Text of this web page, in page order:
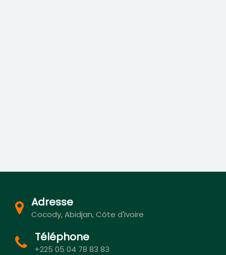
Adresse
Cocody, Abidjan, Côte d'Ivoire
Téléphone
+225 05 04 78 83 83